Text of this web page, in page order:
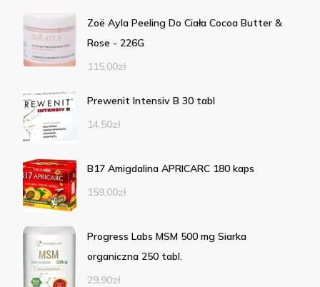
Zoë Ayla Peeling Do Ciała Cocoa Butter &
Rose - 226G
115,00zł
Prewenit Intensiv B 30 tabl
14,50zł
B17 Amigdalina APRICARC 180 kaps
159,00zł
Progress Labs MSM 500 mg Siarka
organiczna 250 tabl.
29,90zł